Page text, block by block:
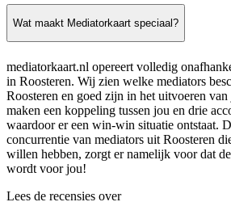
Wat maakt Mediatorkaart speciaal?
mediatorkaart.nl opereert volledig
in Roosteren. Wij zien welke mediators
Roosteren en goed zijn in het uitvoeren
maken een koppeling tussen jou en drie
waardoor er een win-win situatie ontstaat.
concurrentie van mediators uit Roosteren
willen hebben, zorgt er namelijk voor dat
wordt voor jou!
Lees de recensies over